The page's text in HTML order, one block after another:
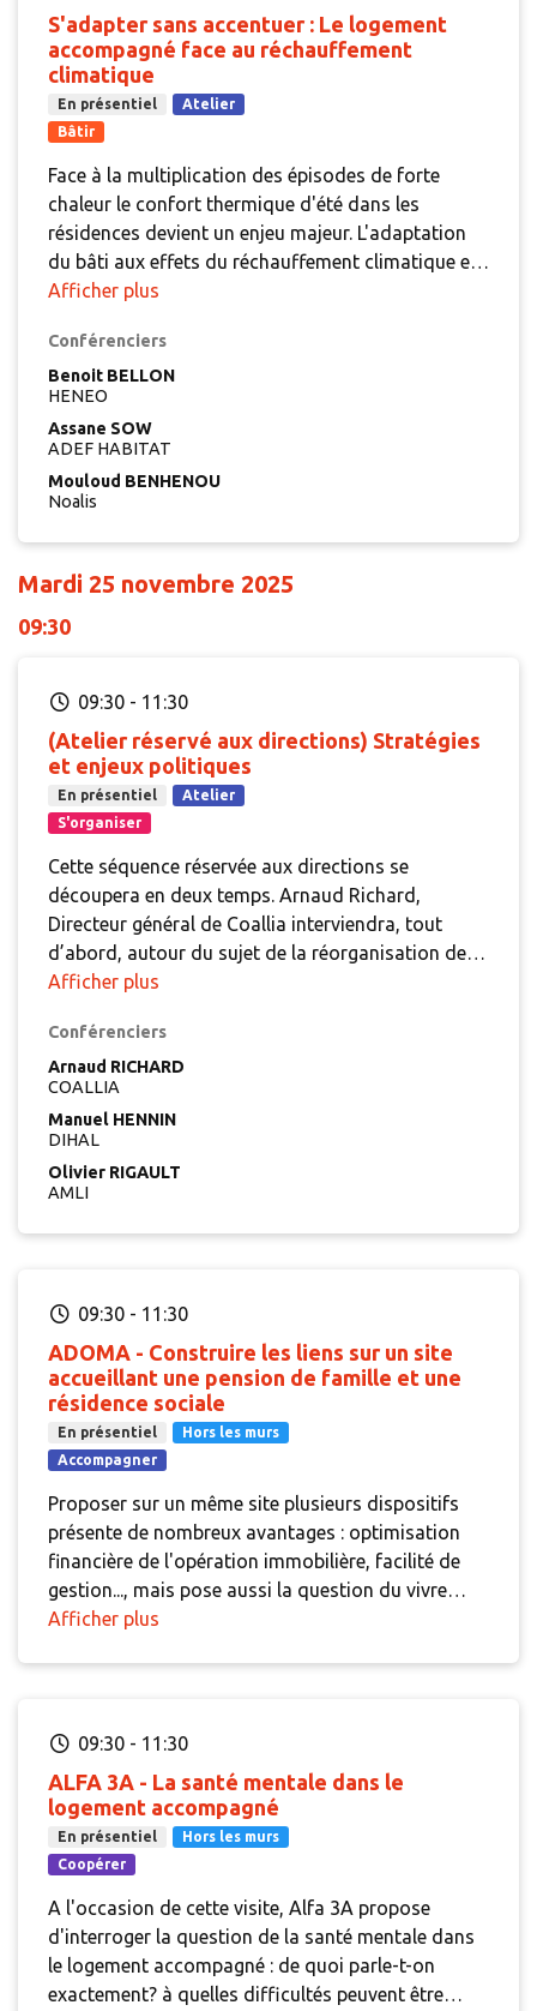
S'adapter sans accentuer : Le logement
accompagné face au réchauffement
climatique
En présentiel
Atelier
Bâtir
Face à la multiplication des épisodes de forte
chaleur le confort thermique d'été dans les
résidences devient un enjeu majeur. L'adaptation
du bâti aux effets du réchauffement climatique est
donc une nécessité qui doit être pensée en
économique. Quelles sont les pistes de réflexion
pour le secteur face à ce constat? Comment
anticiper les futures évolutions législatives?
Afficher plus
Conférenciers
Benoit BELLON
HENEO
Assane SOW
ADEF HABITAT
Mouloud BENHENOU
Noalis
Mardi 25 novembre 2025
09:30
09:30 - 11:30
(Atelier réservé aux directions) Stratégies
et enjeux politiques
En présentiel
Atelier
S'organiser
Cette séquence réservée aux directions se
découpera en deux temps. Arnaud Richard,
Directeur général de Coallia interviendra, tout
d’abord, autour du sujet de la réorganisation de
l’association, notamment des territoires et de
filière et les parcours ? Comment mieux mutualiser
les compétences et les moyens ? Comment créer
des passerelles emploi à l’intérieur de l’association
en permettant le ruissellement des compétences
enjeux que traverse le secteur du logement
Henin, adjoint au Délégué interministériel à
Afficher plus
Conférenciers
Arnaud RICHARD
COALLIA
Manuel HENNIN
DIHAL
Olivier RIGAULT
AMLI
09:30 - 11:30
ADOMA - Construire les liens sur un site
accueillant une pension de famille et une
résidence sociale
En présentiel
Hors les murs
Accompagner
Proposer sur un même site plusieurs dispositifs
présente de nombreux avantages : optimisation
financière de l'opération immobilière, facilité de
gestion..., mais pose aussi la question du vivre
ensemble et de la création de lien entre des publics
d'ADOMA travaillent cette question et sur les
Afficher plus
09:30 - 11:30
ALFA 3A - La santé mentale dans le
logement accompagné
En présentiel
Hors les murs
Coopérer
A l'occasion de cette visite, Alfa 3A propose
d'interroger la question de la santé mentale dans
le logement accompagné : de quoi parle-t-on
exactement? à quelles difficultés peuvent être